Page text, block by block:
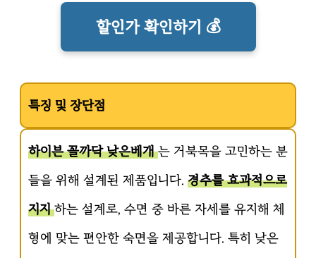
할인가 확인하기 💰
특징 및 장단점
하이븐 꼴까닥 낮은베개는 거북목을 고민하는 분
들을 위해 설계된 제품입니다. 경추를 효과적으로
지지하는 설계로, 수면 중 바른 자세를 유지해 체
형에 맞는 편안한 숙면을 제공합니다. 특히 낮은